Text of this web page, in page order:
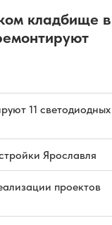
кладбище в
11 светодиодных
Ярославля
проектов